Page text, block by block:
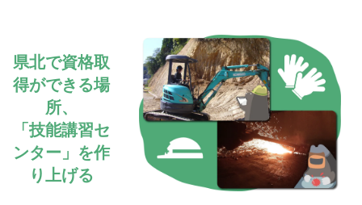
県北で資格取
得ができる場
所、
「技能講習セ
ンター」を作
り上げる